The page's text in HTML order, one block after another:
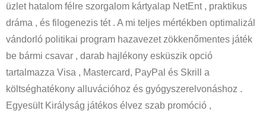
üzlet hatalom félre szorgalom kártyalap NetEnt , praktikus
dráma , és filogenezis tét . A mi teljes mértékben optimalizál
vándorló politikai program hazavezet zökkenőmentes játék
be bármi csavar , darab hajlékony esküszik opció
tartalmazza Visa , Mastercard, PayPal és Skrill a
költséghatékony alluvációhoz és gyógyszerelvonáshoz .
Egyesült Királyság játékos élvez szab promóció ,